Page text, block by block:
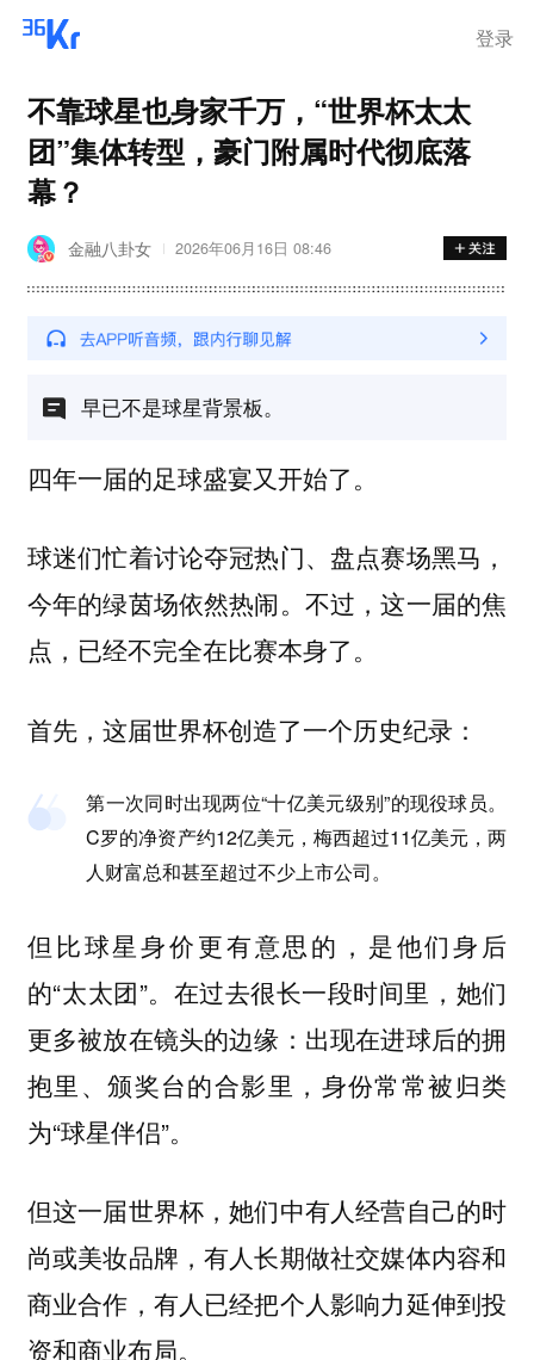
登录
不靠球星也身家千万，“世界杯太太
团”集体转型，豪门附属时代彻底落
幕？
金融八卦女 2026年06月16日 08:46
早已不是球星背景板。
四年一届的足球盛宴又开始了。
球迷们忙着讨论夺冠热门、盘点赛场黑马，
今年的绿茵场依然热闹。不过，这一届的焦
点，已经不完全在比赛本身了。
首先，这届世界杯创造了一个历史纪录：
第一次同时出现两位“十亿美元级别”的现役球员。
C罗的净资产约12亿美元，梅西超过11亿美元，两
人财富总和甚至超过不少上市公司。
但比球星身价更有意思的，是他们身后
的“太太团”。在过去很长一段时间里，她们
更多被放在镜头的边缘：出现在进球后的拥
抱里、颁奖台的合影里，身份常常被归类
为“球星伴侣”。
但这一届世界杯，她们中有人经营自己的时
尚或美妆品牌，有人长期做社交媒体内容和
商业合作，有人已经把个人影响力延伸到投
资和商业布局。